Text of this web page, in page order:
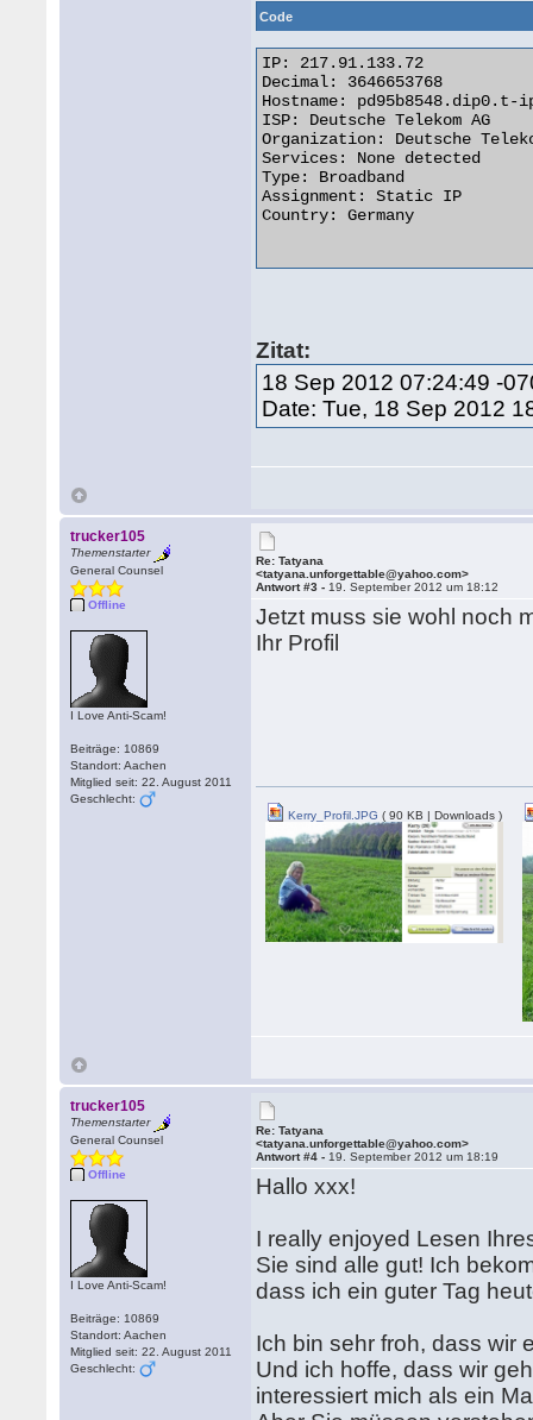
Code
IP: 217.91.133.72
Decimal: 3646653768
Hostname: pd95b8548.dip0.t-
ISP: Deutsche Telekom AG
Organization: Deutsche
Services: None detected
Type: Broadband
Assignment: Static IP
Country: Germany
Zitat:
18 Sep 2012 07:24:49 -
Date: Tue, 18 Sep 2012
trucker105
Themenstarter
General Counsel
Offline
I Love Anti-Scam!
Beiträge: 10869
Standort: Aachen
Mitglied seit: 22. August 2011
Geschlecht:
Re: Tatyana
<tatyana.unforgettable@yahoo.com>
Antwort #3 - 19. September 2012 um 18:12
Jetzt muss sie wohl noch
Ihr Profil
Kerry_Profil.JPG ( 90 KB | Downloads )
trucker105
Themenstarter
General Counsel
Offline
I Love Anti-Scam!
Beiträge: 10869
Standort: Aachen
Mitglied seit: 22. August 2011
Geschlecht:
Re: Tatyana
<tatyana.unforgettable@yahoo.com>
Antwort #4 - 19. September 2012 um 18:19
Hallo xxx!
I really enjoyed Lesen
Sie sind alle gut! Ich
dass ich ein guter Tag
Ich bin sehr froh, dass wir
Und ich hoffe, dass wir
interessiert mich als ein